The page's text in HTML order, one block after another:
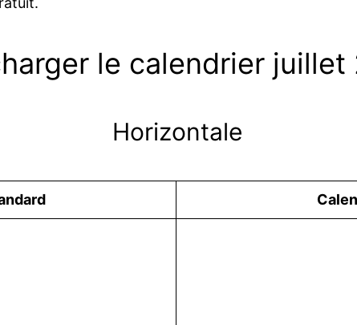
le calendrier juillet
Horizontale